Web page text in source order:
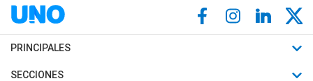
PRINCIPALES
Últimas Noticias
SECCIONES